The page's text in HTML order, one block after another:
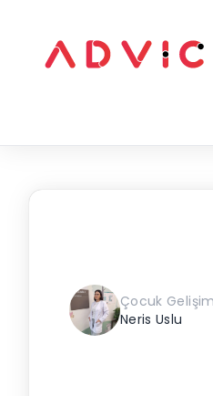
Çocuk
Neris Uslu